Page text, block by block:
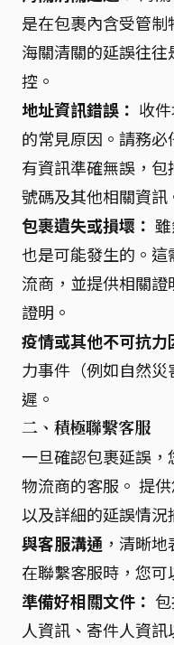
是在包裹內含受管制
海關清關的延誤往
控。
地址資訊錯誤： 收
的常見原因。請務
有資訊準確無誤，
號碼及其他相關資訊
包裹遺失或損壞：
也是可能發生的。
流商，並提供相關
證明。
疫情或其他不可抗力
力事件（例如自然
遲。
二、積極聯繫客服
一旦確認包裹延誤
物流商的客服。 提
以及詳細的延誤情況
與客服溝通 ，清晰
在聯繫客服時，您可
準備好相關文件：
人資訊、寄件人資